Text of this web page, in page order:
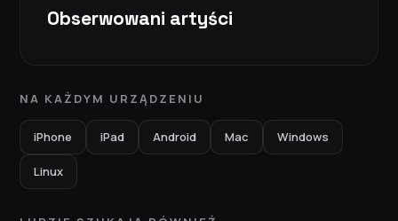
Obserwowani artyści
NA KAŻDYM URZĄDZENIU
iPhone iPad Android Mac Windows
Linux